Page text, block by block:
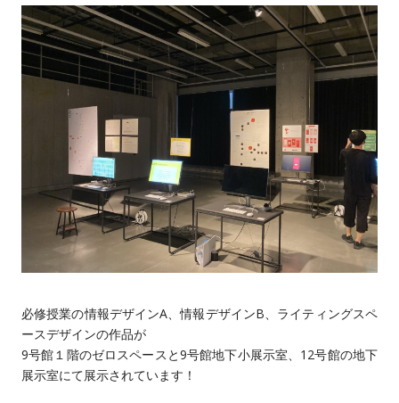
必修授業の情報デザインA、情報デザインB、ライティングスペ
ースデザインの作品が
9号館１階のゼロスペースと9号館地下小展示室、12号館の地下
展示室にて展示されています！